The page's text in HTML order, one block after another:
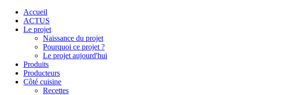
Accueil
ACTUS
Le projet
Naissance du projet
Pourquoi ce projet ?
Le projet aujourd'hui
Produits
Producteurs
Côté cuisine
Recettes